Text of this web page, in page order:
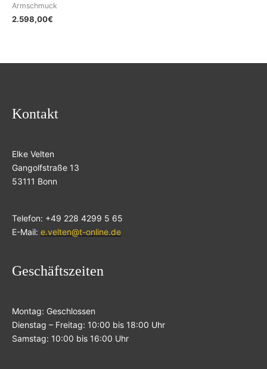
Armschmuck
2.598,00€
Kontakt
Elke Velten
Gangolfstraße 13
53111 Bonn
Telefon: +49 228 4299 5 65
E-Mail: e.velten@t-online.de
Geschäftszeiten
Montag: Geschlossen
Dienstag – Freitag: 10:00 bis 18:00 Uhr
Samstag: 10:00 bis 16:00 Uhr